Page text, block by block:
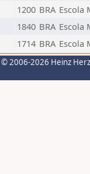
1200 BRA Escola
1840 BRA Escola
1714 BRA Escola
© 2006-2026 Heinz